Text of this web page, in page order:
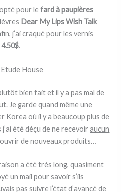
opté pour lefard à paupières
Dear My Lips Wish Talk
j’ai craqué pour les vernis
4.50$.
House
bien fait et il y a pas mal de
Je garde quand même une
Korea où il y a beaucoup plus de
été déçu de ne recevoiraucun
de nouveaux produits…
a été très long, quasiment
un mail pour savoir s’ils
pas suivre l’état d’avancé de